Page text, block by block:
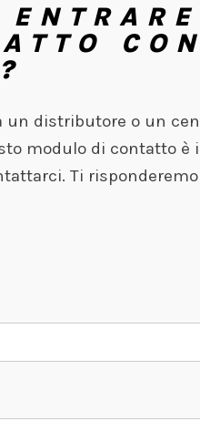
CON
un distributore o un
modulo di contatto è
Ti